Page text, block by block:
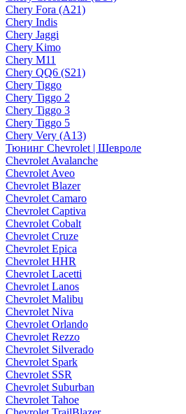
Chery Fora (A21)
Chery Indis
Chery Jaggi
Chery Kimo
Chery M11
Chery QQ6 (S21)
Chery Tiggo
Chery Tiggo 2
Chery Tiggo 3
Chery Tiggo 5
Chery Very (A13)
Тюнинг Chevrolet | Шевроле
Chevrolet Avalanche
Chevrolet Aveo
Chevrolet Blazer
Chevrolet Camaro
Chevrolet Captiva
Chevrolet Cobalt
Chevrolet Cruze
Chevrolet Epica
Chevrolet HHR
Chevrolet Lacetti
Chevrolet Lanos
Chevrolet Malibu
Chevrolet Niva
Chevrolet Orlando
Chevrolet Rezzo
Chevrolet Silverado
Chevrolet Spark
Chevrolet SSR
Chevrolet Suburban
Chevrolet Tahoe